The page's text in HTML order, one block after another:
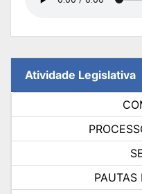
Atividade Legislativa
PAUTAS